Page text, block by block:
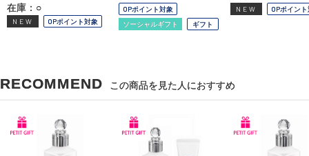
在庫：○
NEW OPポイント対象
OPポイント対象
ソーシャルギフト
ギフト
NEW OPポイン
RECOMMEND この商品を見た人におすすめ